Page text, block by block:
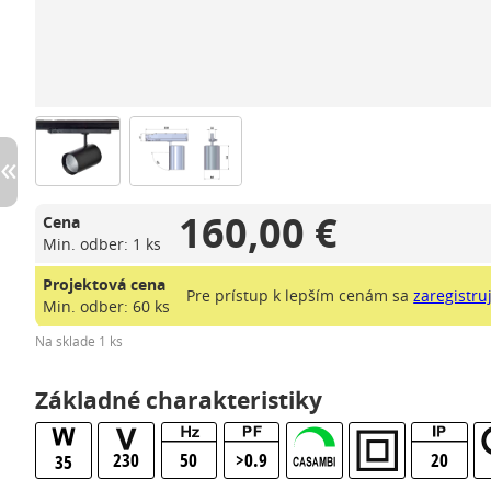
Cena
Min. odber: 1 ks 160,00 €
Projektová cena
Min. odber: 60 ks
Pre prístup k lepším cenám sa
Na sklade 1 ks
Základné charakteristiky
35 230 50 >0.9 20